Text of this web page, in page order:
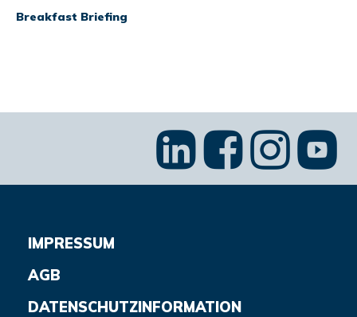
Breakfast Briefing
IMPRESSUM
AGB
DATENSCHUTZINFORMATION